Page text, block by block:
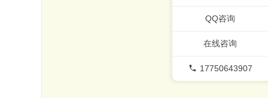
QQ咨询
在线咨询
17750643907